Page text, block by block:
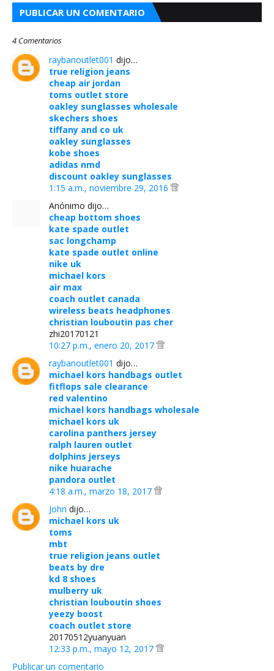
PUBLICAR UN COMENTARIO
4 Comentarios
raybanoutlet001 dijo…
true religion jeans
cheap air jordan
toms outlet store
oakley sunglasses wholesale
skechers shoes
tiffany and co uk
oakley sunglasses
kobe shoes
adidas nmd
discount oakley sunglasses
1:15 a.m., noviembre 29, 2016
Anónimo dijo…
cheap bottom shoes
kate spade outlet
sac longchamp
kate spade outlet online
nike uk
michael kors
air max
coach outlet canada
wireless beats headphones
christian louboutin pas cher
zhi20170121
10:27 p.m., enero 20, 2017
raybanoutlet001 dijo…
michael kors handbags outlet
fitflops sale clearance
red valentino
michael kors handbags wholesale
michael kors uk
carolina panthers jersey
ralph lauren outlet
dolphins jerseys
nike huarache
pandora outlet
4:18 a.m., marzo 18, 2017
John dijo…
michael kors uk
toms
mbt
true religion jeans outlet
beats by dre
kd 8 shoes
mulberry uk
christian louboutin shoes
yeezy boost
coach outlet store
20170512yuanyuan
12:33 p.m., mayo 12, 2017
Publicar un comentario